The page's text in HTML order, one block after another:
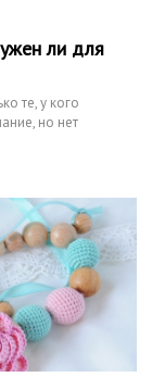
ли для
те, у кого
но нет